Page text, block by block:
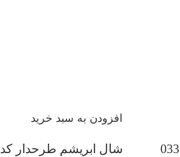
افزودن به سبد خرید
شال ابریشم طرحدار کد 033155